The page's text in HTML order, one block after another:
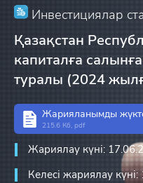
Инвестициялар
Қазақстан
капиталға
туралы (2024
Жарияланымды
215.6 Кб, pdf
Жариялау күні:
Келесі жариялау